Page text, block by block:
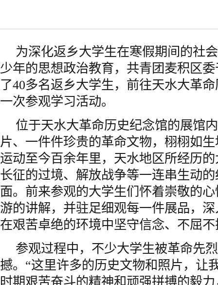
为深化返乡大学生在寒假期间的社
少年的思想政治教育，共青团麦积区
了40多名返乡大学生，前往天水大革
一次参观学习活动。
位于天水大革命历史纪念馆的展馆
片、一件件珍贵的革命文物，栩栩如
运动至今百余年里，天水地区所经历
长征的过境、解放战争等一连串生动
面。前来参观的大学生们怀着崇敬的
游的讲解，并驻足细观每一件展品，
在艰苦卓绝的环境中坚守信念、不屈
参观过程中，不少大学生被革命先
撼。“这里许多的历史文物和照片，让
时期艰苦奋斗的精神和顽强拼搏的毅